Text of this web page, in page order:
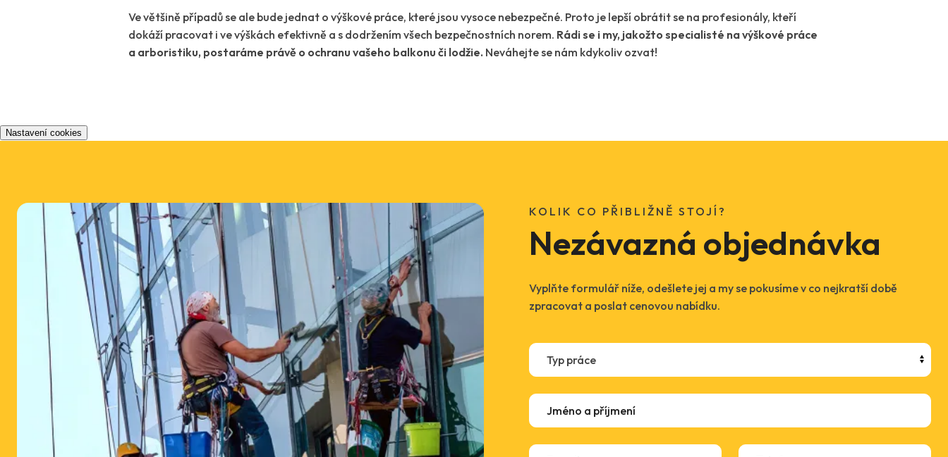
Ve většině případů se ale bude jednat o výškové práce, které jsou vysoce nebezpečné. Proto je lepší obrátit se na profesionály, kteří
dokáží pracovat i ve výškách efektivně a s dodržením všech bezpečnostních norem. Rádi se i my, jakožto specialisté na výškové práce
a arboristiku, postaráme právě o ochranu vašeho balkonu či lodžie. Neváhejte se nám kdykoliv ozvat!
Nastavení cookies
KOLIK CO PŘIBLIŽNĚ STOJÍ?
Nezávazná objednávka
Vyplňte formulář níže, odešlete jej a my se pokusíme v co nejkratší době
zpracovat a poslat cenovou nabídku.